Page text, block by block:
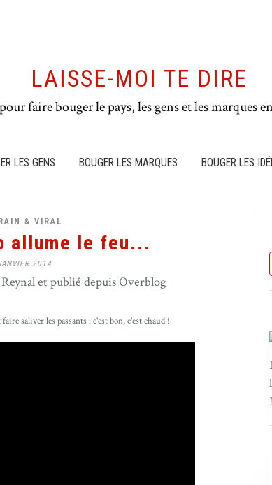
LAISSE-MOI TE DIRE
faire bouger le pays, les gens et les marques
LES GENS BOUGER LES MARQUES BOUGER LES
& VIRAL
allume le feu...
2014
et publié depuis Overblog
saliver les passants : c'est bon, c'est chaud !